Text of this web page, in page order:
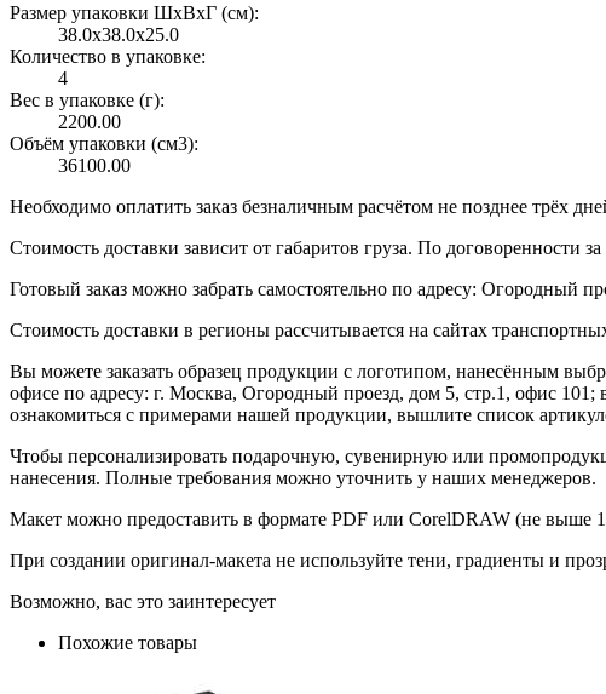
Размер упаковки ШxВxГ (см):
38.0x38.0x25.0
Количество в упаковке:
4
Вес в упаковке (г):
2200.00
Объём упаковки (см3):
36100.00
Необходимо оплатить заказ безналичным расчётом не позднее трёх
Стоимость доставки зависит от габаритов груза. По договоренности
Готовый заказ можно забрать самостоятельно по адресу: Огородный
Стоимость доставки в регионы рассчитывается на сайтах
Вы можете заказать образец продукции с логотипом, нанесённым
офисе по адресу: г. Москва, Огородный проезд, дом 5, стр.1, офис
ознакомиться с примерами нашей продукции, вышлите список
Чтобы персонализировать подарочную, сувенирную или
нанесения. Полные требования можно уточнить у наших менеджеров.
Макет можно предоставить в формате PDF или CorelDRAW (не выше
При создании оригинал-макета не используйте тени, градиенты и
Возможно, вас это заинтересует
Похожие товары